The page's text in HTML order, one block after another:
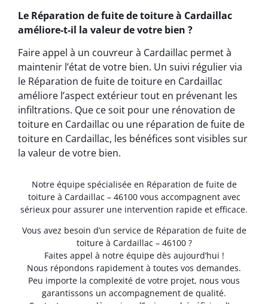
Le Réparation de fuite de toiture à Cardaillac
améliore-t-il la valeur de votre bien ?
Faire appel à un couvreur à Cardaillac permet à
maintenir l’état de votre bien. Un suivi régulier via
le Réparation de fuite de toiture en Cardaillac
améliore l’aspect extérieur tout en prévenant les
infiltrations. Que ce soit pour une rénovation de
toiture en Cardaillac ou une réparation de fuite de
toiture en Cardaillac, les bénéfices sont visibles sur
la valeur de votre bien.
Notre équipe spécialisée en Réparation de fuite de
toiture à Cardaillac – 46100 vous accompagnent avec
sérieux pour assurer une intervention rapide et efficace.
Vous avez besoin d’un service de Réparation de fuite de
toiture à Cardaillac – 46100 ?
Faites appel à notre équipe dès aujourd’hui !
Nous répondons rapidement à toutes vos demandes.
Peu importe la complexité de votre projet, nous vous
garantissons un accompagnement de qualité.